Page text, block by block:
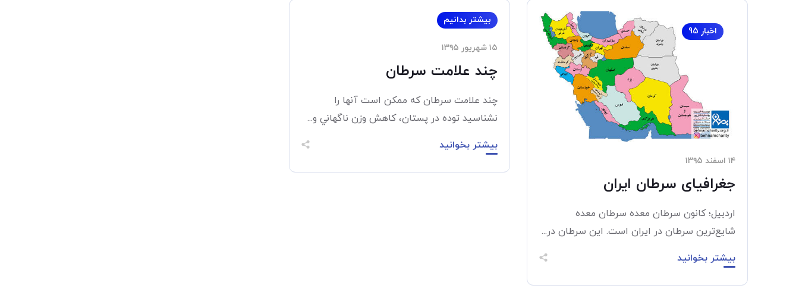
اخبار 95
۱۴ اسفند ۱۳۹۵
جغرافیای سرطان ایران
اردبیل؛ کانون سرطان معده سرطان معده
شایع‌ترین سرطان در ایران است. این سرطان در...
بیشتر بخوانید
بیشتر بدانیم
۱۵ شهریور ۱۳۹۵
چند علامت سرطان
چند علامت سرطان که ممکن است آنها را
نشناسید توده در پستان، کاهش وزن ناگهاني و...
بیشتر بخوانید